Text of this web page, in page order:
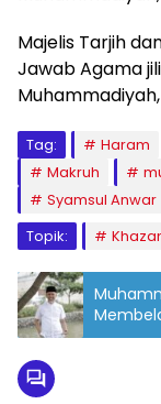
Majelis Tarjih
Jawab Agama
Tag: Haram
Makruh
Syamsul Anwar
Topik: